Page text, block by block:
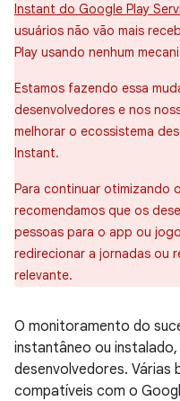
Instant do Google Play
usuários não vão mais
Play usando nenhum
Estamos fazendo essa
desenvolvedores e nos
melhorar o ecossistema
Instant.
Para continuar otimizando
recomendamos que os
pessoas para o app ou
redirecionar a jornadas ou
relevante.
O monitoramento do
instantâneo ou
desenvolvedores. Várias
compatíveis com o